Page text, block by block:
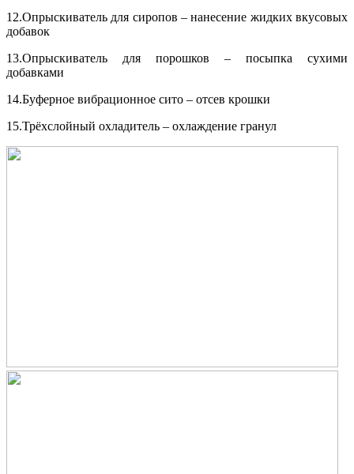
12.Опрыскиватель для сиропов – нанесение жидких вкусовых
добавок
13.Опрыскиватель для порошков – посыпка сухими
добавками
14.Буферное вибрационное сито – отсев крошки
15.Трёхслойный охладитель – охлаждение гранул